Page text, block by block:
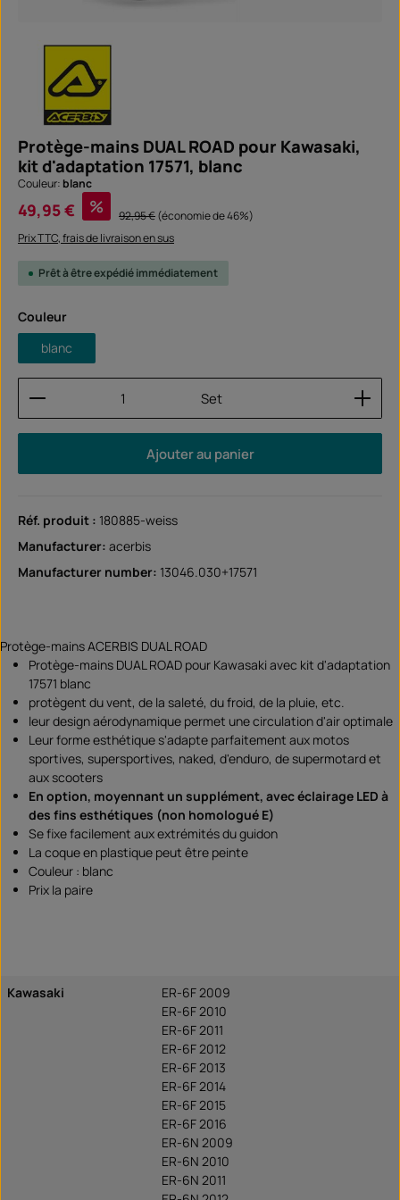
Protège-mains DUAL ROAD pour Kawasaki,
kit d'adaptation 17571, blanc
Couleur: blanc
Prix de vente :
49,95 € % Prix régulier :
92,95 €(économie de 46%)
Prix TTC, frais de livraison en sus
Prêt à être expédié immédiatement
Sélectionnez
Couleur
blanc
Quantité de produit : Entrez la quantité
Set
Ajouter au panier
Réf. produit : 180885-weiss
Manufacturer: acerbis
Manufacturer number: 13046.030+17571
Protège-mains ACERBIS DUAL ROAD
Protège-mains DUAL ROAD pour Kawasaki avec kit d'adaptation
17571 blanc
protègent du vent, de la saleté, du froid, de la pluie, etc.
leur design aérodynamique permet une circulation d'air optimale
Leur forme esthétique s'adapte parfaitement aux motos
sportives, supersportives, naked, d'enduro, de supermotard et
aux scooters
En option, moyennant un supplément, avec éclairage LED à
des fins esthétiques (non homologué E)
Se fixe facilement aux extrémités du guidon
La coque en plastique peut être peinte
Couleur : blanc
Prix la paire
Kawasaki
ER-6F 2009
ER-6F 2010
ER-6F 2011
ER-6F 2012
ER-6F 2013
ER-6F 2014
ER-6F 2015
ER-6F 2016
ER-6N 2009
ER-6N 2010
ER-6N 2011